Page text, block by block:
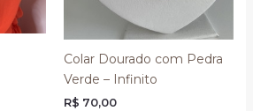
Colar Dourado com Pedra
Verde – Infinito
R$ 70,00